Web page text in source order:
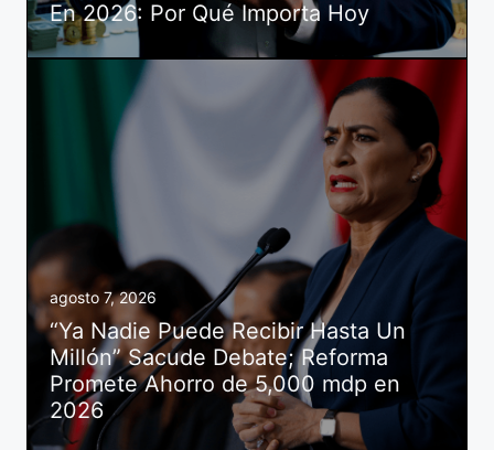
En 2026: Por Qué Importa Hoy
agosto 7, 2026
“Ya Nadie Puede Recibir Hasta Un
Millón” Sacude Debate; Reforma
Promete Ahorro de 5,000 mdp en
2026